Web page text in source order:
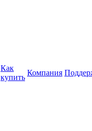
Как
купить
Компания